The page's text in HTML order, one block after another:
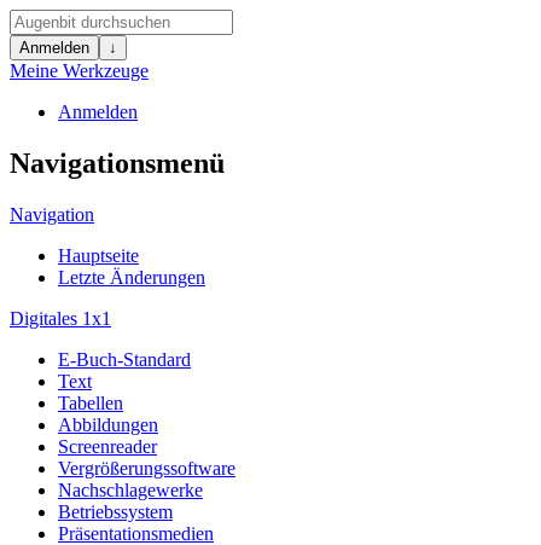
Anmelden ↓
Meine Werkzeuge
Anmelden
Navigationsmenü
Navigation
Hauptseite
Letzte Änderungen
Digitales 1x1
E-Buch-Standard
Text
Tabellen
Abbildungen
Screenreader
Vergrößerungssoftware
Nachschlagewerke
Betriebssystem
Präsentationsmedien